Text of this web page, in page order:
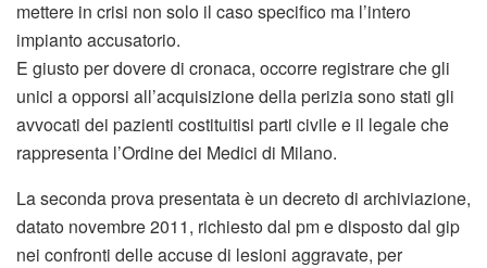
mettere in crisi non solo il caso specifico ma l’intero
impianto accusatorio.
E giusto per dovere di cronaca, occorre registrare che gli
unici a opporsi all’acquisizione della perizia sono stati gli
avvocati dei pazienti costituitisi parti civile e il legale che
rappresenta l’Ordine dei Medici di Milano.
La seconda prova presentata è un decreto di archiviazione,
datato novembre 2011, richiesto dal pm e disposto dal gip
nei confronti delle accuse di lesioni aggravate, per